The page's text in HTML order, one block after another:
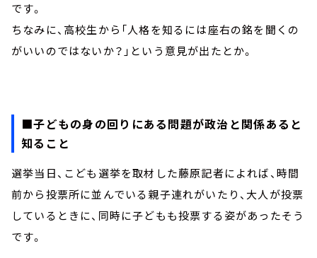
です。
ちなみに、高校生から「人格を知るには座右の銘を聞くの
がいいのではないか？」という意見が出たとか。
■子どもの身の回りにある問題が政治と関係あると
知ること
選挙当日、こども選挙を取材した藤原記者によれば、時間
前から投票所に並んでいる親子連れがいたり、大人が投票
しているときに、同時に子どもも投票する姿があったそう
です。